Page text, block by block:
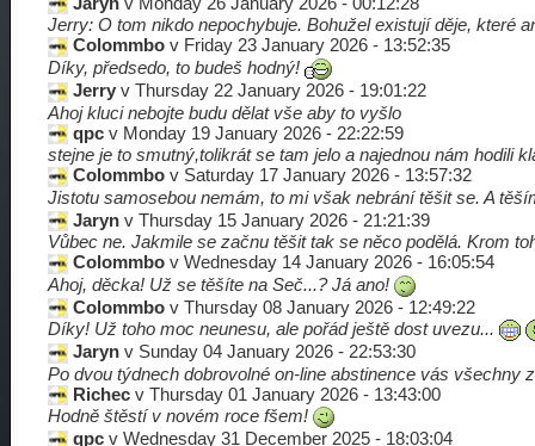
Jerry: O tom nikdo nepochybuje. Bohužel existují děje, které
Colommbo v Friday 23 January 2026 - 13:52:35
Díky, předsedo, to budeš hodný!
Jerry v Thursday 22 January 2026 - 19:01:22
Ahoj kluci nebojte budu dělat vše aby to vyšlo
qpc v Monday 19 January 2026 - 22:22:59
stejne je to smutný,tolikrát se tam jelo a najednou nám hodili
Colommbo v Saturday 17 January 2026 - 13:57:32
Jistotu samosebou nemám, to mi však nebrání těšit se. A
Jaryn v Thursday 15 January 2026 - 21:21:39
Vůbec ne. Jakmile se začnu těšit tak se něco podělá. Krom
Colommbo v Wednesday 14 January 2026 - 16:05:54
Ahoj, děcka! Už se těšíte na Seč...? Já ano!
Colommbo v Thursday 08 January 2026 - 12:49:22
Díky! Už toho moc neunesu, ale pořád ještě dost uvezu...
Jaryn v Sunday 04 January 2026 - 22:53:30
Po dvou týdnech dobrovolné on-line abstinence vás
Richec v Thursday 01 January 2026 - 13:43:00
Hodně štěstí v novém roce fšem!
qpc v Wednesday 31 December 2025 - 18:03:04